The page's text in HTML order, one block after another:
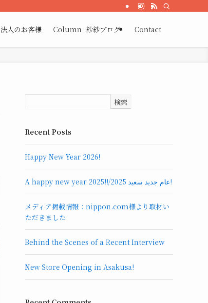
法人のお客様 Column -紗紗ブログ- Contact
検索
Recent Posts
Happy New Year 2026!
A happy new year 2025!!/عام جديد سعيد 2025!
メディア掲載情報：nippon.com様より取材い
ただきました
Behind the Scenes of a Recent Interview
New Store Opening in Asakusa!